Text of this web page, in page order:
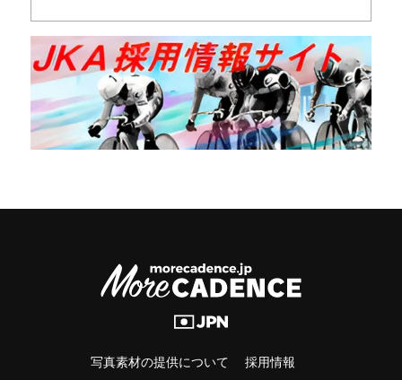
写真素材の提供について 採用情報